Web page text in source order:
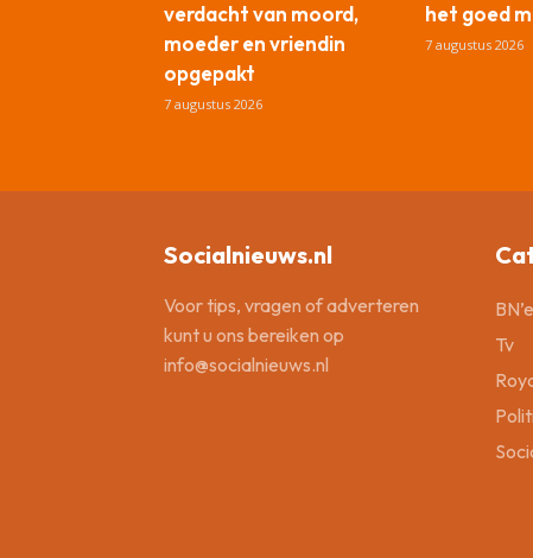
verdacht van moord,
moeder en vriendin
opgepakt
7 augustus 2026
het goed
7 augustus 2026
Socialnieuws.nl
Voor tips, vragen of adverteren
kunt u ons bereiken op
info@socialnieuws.nl
Tv